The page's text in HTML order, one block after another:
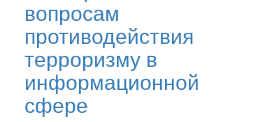
вопросам
противодействия
терроризму в
информационной
сфере